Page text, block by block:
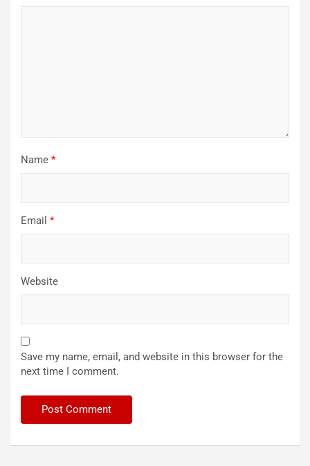
Name *
Email *
Website
Save my name, email, and website in this browser for the
next time I comment.